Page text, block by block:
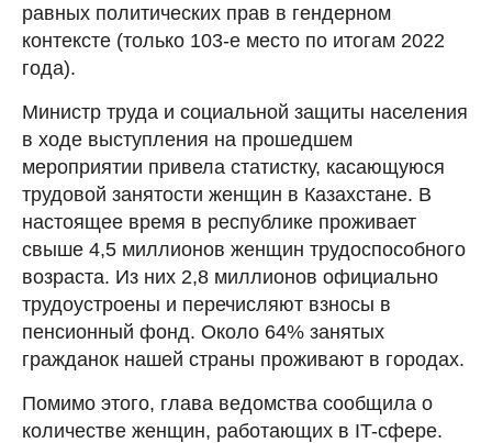
равных политических прав в гендерном
контексте (только 103-е место по итогам 2022
года).
Министр труда и социальной защиты населения
в ходе выступления на прошедшем
мероприятии привела статистку, касающуюся
трудовой занятости женщин в Казахстане. В
настоящее время в республике проживает
свыше 4,5 миллионов женщин трудоспособного
возраста. Из них 2,8 миллионов официально
трудоустроены и перечисляют взносы в
пенсионный фонд. Около 64% занятых
гражданок нашей страны проживают в городах.
Помимо этого, глава ведомства сообщила о
количестве женщин, работающих в IT-сфере.